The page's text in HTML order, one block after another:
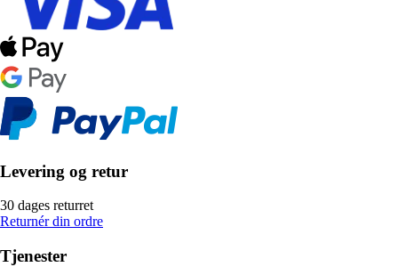
Levering og retur
30 dages returret
Returnér din ordre
Tjenester